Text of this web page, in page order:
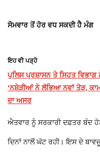
ਸੋਮਵਾਰ ਤੋਂ ਹੋਰ ਵਧ ਸਕਦੀ ਹੈ ਮੰਗ
ਇਹ ਵੀ ਪੜ੍ਹੋ
ਪੁਲਿਸ ਪ੍ਰਸ਼ਾਸਨ ਤੇ ਸਿਹਤ ਵਿਭਾਗ
‘ਨਸ਼ੇੜੀਆਂ ਨੇ ਲੱਭਿਆ ਨਵਾਂ ਤੋੜ,
ਦਾ ਅਸਰ
ਐਤਵਾਰ ਨੂੰ ਸਰਕਾਰੀ ਦਫ਼ਤਰ ਬੰਦ
ਦਿਨਾਂ ਨਾਲੋਂ ਘੱਟ ਰਹੀ। ਇਸ ਦੇ